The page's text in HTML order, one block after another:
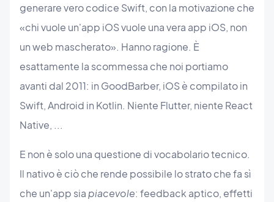
generare vero codice Swift, con la motivazione che
«chi vuole un'app iOS vuole una vera app iOS, non
un web mascherato». Hanno ragione. È
esattamente la scommessa che noi portiamo
avanti dal 2011: in GoodBarber, iOS è compilato in
Swift, Android in Kotlin. Niente Flutter, niente React
Native, ...
E non è solo una questione di vocabolario tecnico.
Il nativo è ciò che rende possibile lo strato che fa sì
che un'app siapiacevole: feedback aptico, effetti